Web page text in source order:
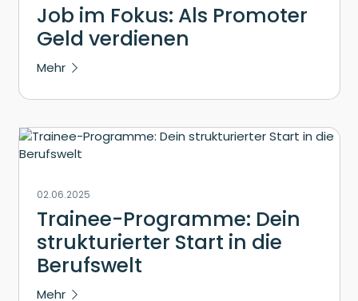
Job im Fokus: Als Promoter
Geld verdienen
Mehr
02.06.2025
Trainee-Programme: Dein
strukturierter Start in die
Berufswelt
Mehr